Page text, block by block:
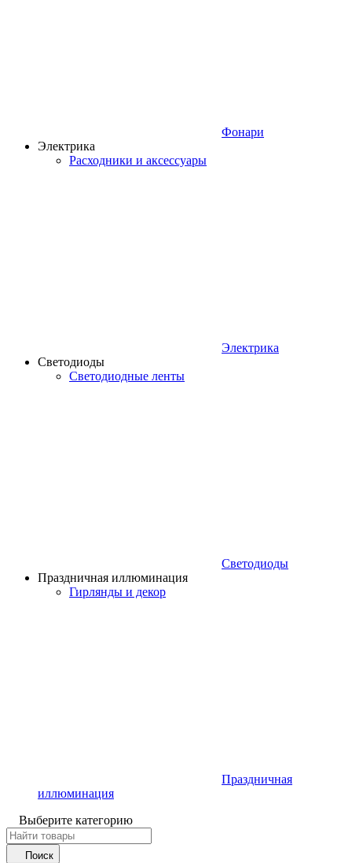
Фонари
Электрика
Расходники и аксессуары
Электрика
Светодиоды
Светодиодные ленты
Светодиоды
Праздничная иллюминация
Гирлянды и декор
Праздничная
иллюминация
Выберите категорию
Поиск